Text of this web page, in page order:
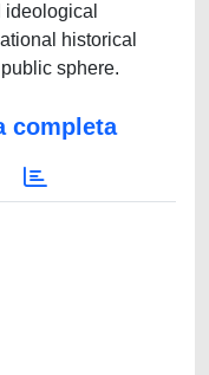
historical
sphere.
completa